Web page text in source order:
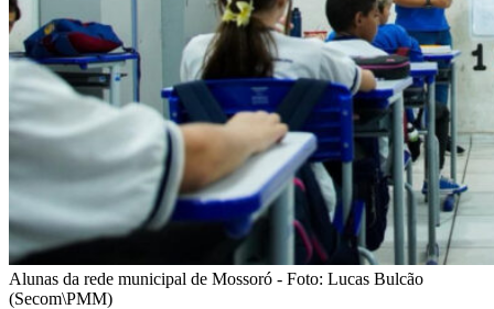
Alunas da rede municipal de Mossoró - Foto: Lucas Bulcão
(Secom\PMM)